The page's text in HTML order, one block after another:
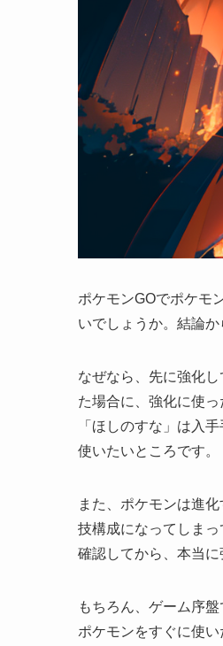
ポケモンGOでポケモ
いでしょうか。結論
なぜなら、先に強化
た場合に、強化に使
「ほしのすな」は入
使いたいところです。
また、ポケモンは進
技構成になってしま
確認してから、本当
もちろん、ゲーム序
ポケモンをすぐに使